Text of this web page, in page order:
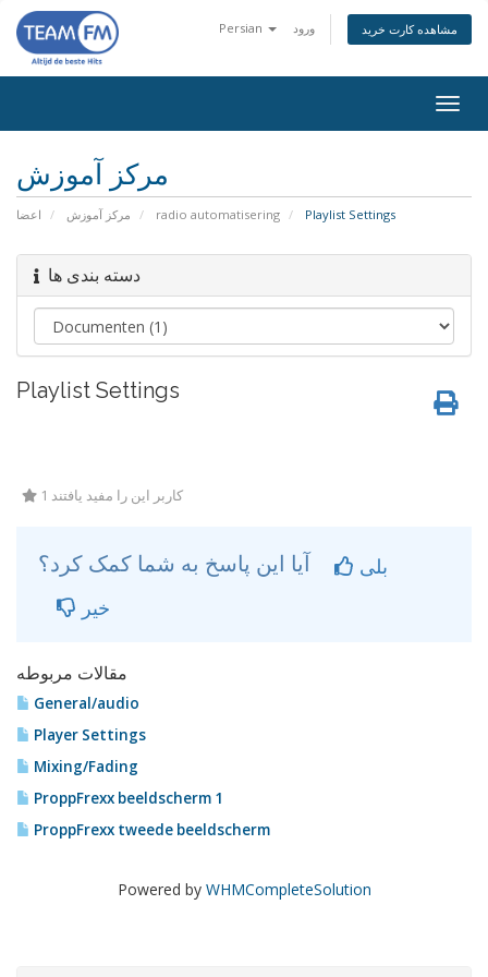
Persian ورود مشاهده کارت خرید
مرکز آموزش
اعضا مرکز آموزش radio automatisering Playlist Settings
دسته بندی ها
Playlist Settings
1 کاربر این را مفید یافتند
بلی
خیر
مقالات مربوطه
General/audio
Player Settings
Mixing/Fading
ProppFrexx beeldscherm 1
ProppFrexx tweede beeldscherm
Powered by WHMCompleteSolution